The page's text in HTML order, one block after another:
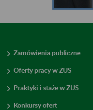
Zamówienia publiczne
Oferty pracy w ZUS
Praktyki i staże w ZUS
Konkursy ofert